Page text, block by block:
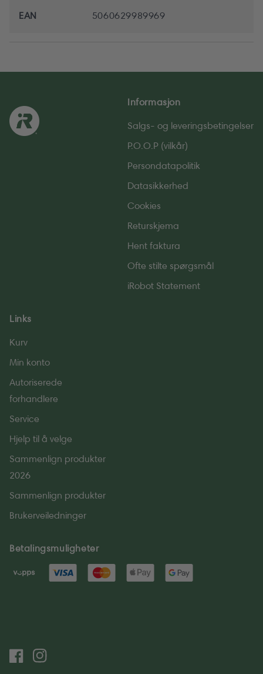
EAN 5060629989969
Informasjon
Salgs- og leverings­betingelser
P.O.O.P (vilkår)
Persondatapolitik
Datasikkerhed
Cookies
Returskjema
Hent faktura
Ofte stilte spørgsmål
iRobot Statement
Links
Kurv
Min konto
Autoriserede
forhandlere
Service
Hjelp til å velge
Sammenlign produkter
2026
Sammenlign produkter
Brukerveiledninger
Betalingsmuligheter
FacebookInstagram